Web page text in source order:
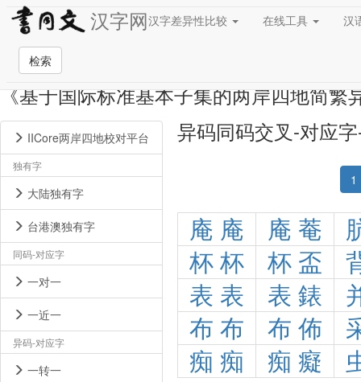
汉字网汉字差异性比较 在线工具 汉
检索
《基于国际标准基本子集的两岸四地简繁
IICore两岸四地校对平台
独有字
大陆独有字
台港澳独有字
同码-对应字
一对一
一近一
异码-对应字
一转一
异码同码交叉-对应
1
庵 庵 庵 菴
杯 杯 杯 盃
表 表 表 錶
布 布 布 佈
痴 痴 痴 癡